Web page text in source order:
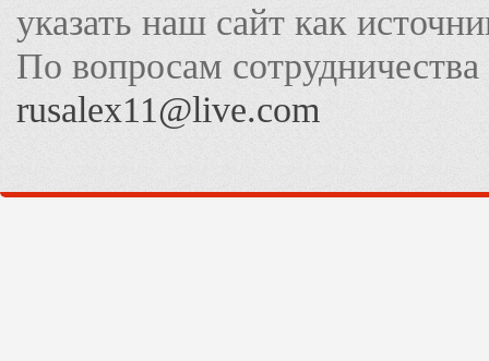
указать наш сайт как
По вопросам
rusalex11@live.com